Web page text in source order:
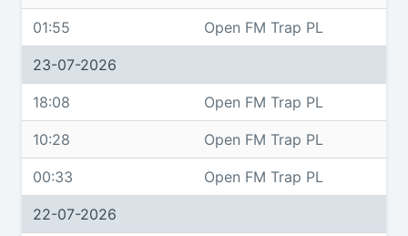
01:55 Open FM Trap PL
23-07-2026
18:08 Open FM Trap PL
10:28 Open FM Trap PL
00:33 Open FM Trap PL
22-07-2026